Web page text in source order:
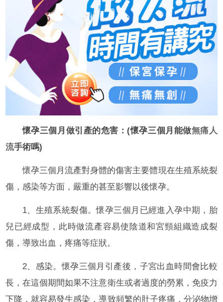
懷孕三個月做引產的危害：(懷孕三個月能做無痛人
流手術嗎)
懷孕三個月流產對身體的傷害主要體現在生殖系統裂
傷，感染等方面，嚴重的甚至影響以後懷孕。
1、生殖系統裂傷。懷孕三個月已經進入孕中期，胎
兒已經成型，此時做流產容易使陰道和宮頸組織造成裂
傷，導致出血，疼痛等症狀。
2、感染。懷孕三個月引產後，子宮出血時間會比較
長，在這個期間如果不注意衛生或者過度的勞累，免疫力
下降，就容易發生感染，導致頻繁的肚子疼痛，分泌物增